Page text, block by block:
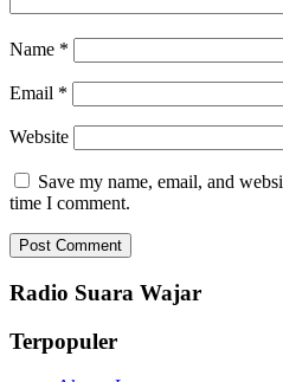
Name *
Email *
Website
Save my name, email, and
time I comment.
Radio Suara Wajar
Terpopuler